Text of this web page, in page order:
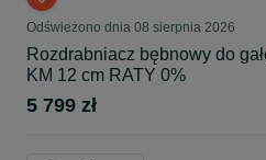
Odświeżono dnia 08 sierpnia 2026
Rozdrabniacz bębnowy do
KM 12 cm RATY 0%
5 799 zł